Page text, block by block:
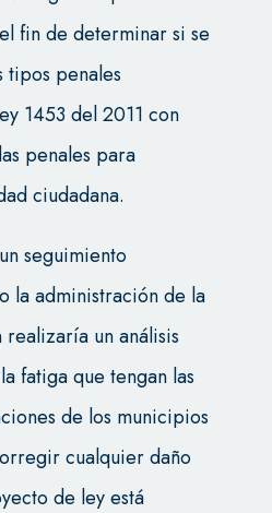
fin de determinar si se
tipos penales
1453 del 2011 con
penales para
ciudadana.
seguimiento
la administración de la
un análisis
fatiga que tengan las
de los municipios
cualquier daño
de ley está